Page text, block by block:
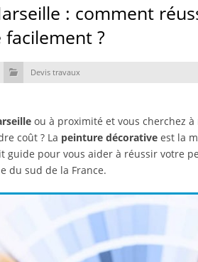
: comment
?
Devis travaux
ou à proximité et vous cherchez
coût ? La peinture décorative est la
guide pour vous aider à réussir votre
du sud de la France.